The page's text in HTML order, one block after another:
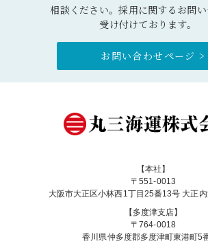
相談ください。採用に関するお問
受け付けております。
お問い合わせページ >
【本社】
〒551-0013
大阪市大正区小林西1丁目25番13号 大正
【多度津支店】
〒764-0018
香川県仲多度郡多度津町東港町5